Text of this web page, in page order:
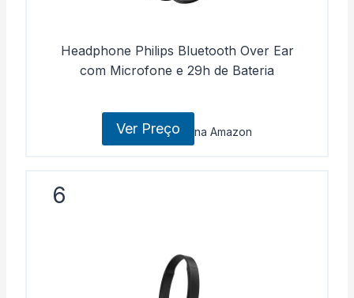
Headphone Philips Bluetooth Over Ear
com Microfone e 29h de Bateria
Ver Preço na Amazon
6